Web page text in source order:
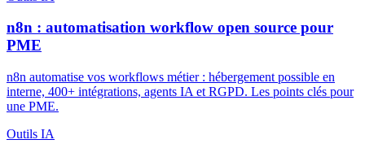
n8n : automatisation workflow open source pour
PME
n8n automatise vos workflows métier : hébergement possible en
interne, 400+ intégrations, agents IA et RGPD. Les points clés pour
une PME.
Outils IA